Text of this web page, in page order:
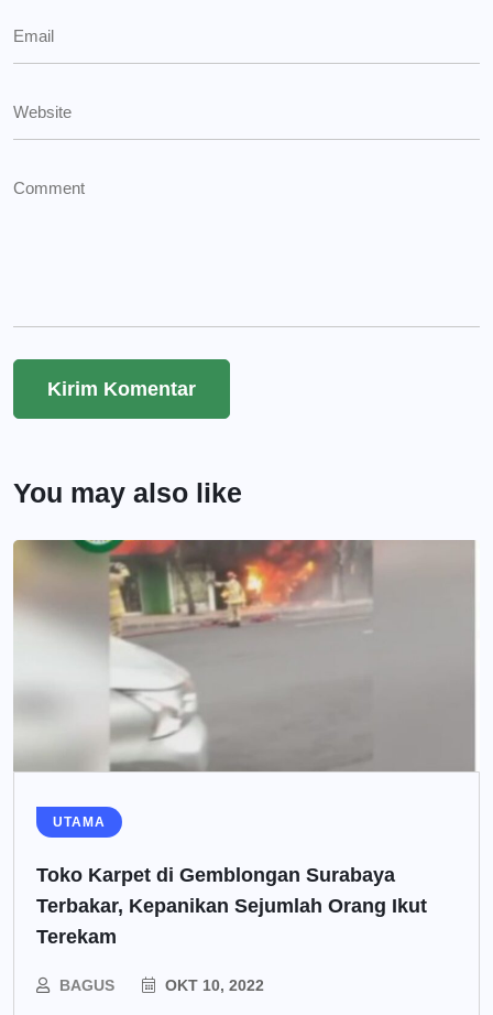
You may also like
UTAMA
Toko Karpet di Gemblongan Surabaya
Terbakar, Kepanikan Sejumlah Orang Ikut
Terekam
BAGUS OKT 10, 2022